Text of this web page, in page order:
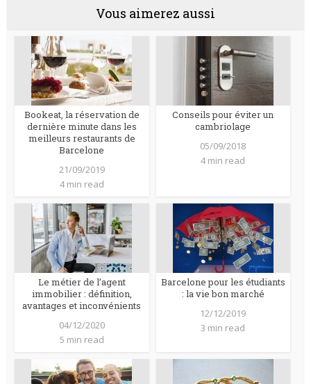
Vous aimerez aussi
Bookeat, la réservation de
dernière minute dans les
meilleurs restaurants de
Barcelone
21/09/2019
4 min read
Conseils pour éviter un
cambriolage
05/09/2018
4 min read
Le métier de l’agent
immobilier : définition,
avantages et inconvénients
04/12/2020
5 min read
Barcelone pour les étudiants
: la vie bon marché
12/12/2019
3 min read